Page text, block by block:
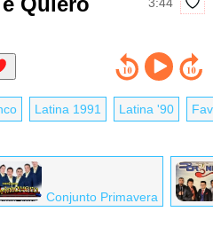
3:44
Latina 1991 Latina '90
Conjunto Primavera